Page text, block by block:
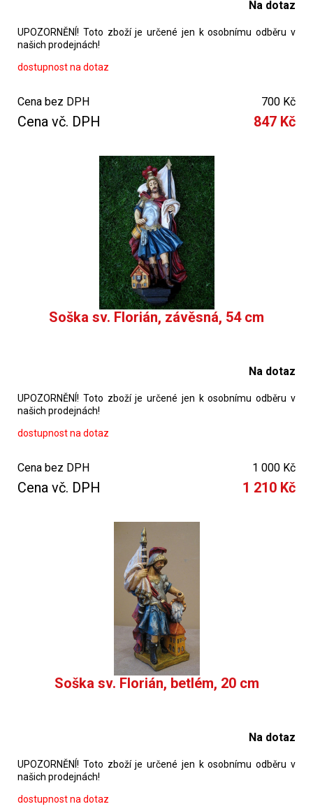
Na dotaz
UPOZORNĚNÍ! Toto zboží je určené jen k osobnímu odběru v
našich prodejnách!
dostupnost na dotaz
Cena bez DPH 700 Kč
Cena vč. DPH 847 Kč
Soška sv. Florián, závěsná, 54 cm
Na dotaz
UPOZORNĚNÍ! Toto zboží je určené jen k osobnímu odběru v
našich prodejnách!
dostupnost na dotaz
Cena bez DPH 1 000 Kč
Cena vč. DPH 1 210 Kč
Soška sv. Florián, betlém, 20 cm
Na dotaz
UPOZORNĚNÍ! Toto zboží je určené jen k osobnímu odběru v
našich prodejnách!
dostupnost na dotaz